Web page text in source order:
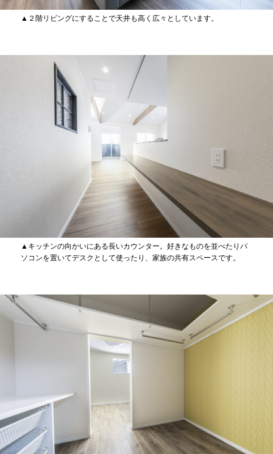
▲２階リビングにすることで天井も高く広々としています。
▲キッチンの向かいにある長いカウンター。好きなものを並べたりパ
ソコンを置いてデスクとして使ったり、家族の共有スペースです。